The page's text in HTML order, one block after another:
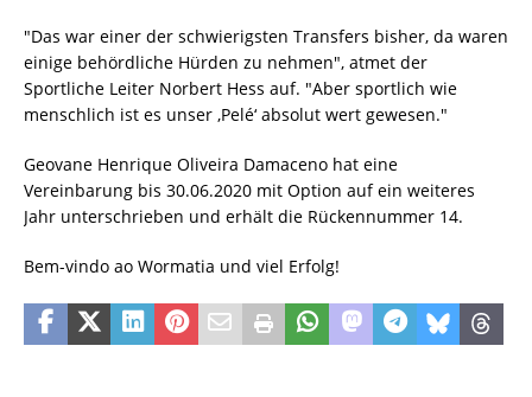
"Das war einer der schwierigsten Transfers bisher, da waren
einige behördliche Hürden zu nehmen", atmet der
Sportliche Leiter Norbert Hess auf. "Aber sportlich wie
menschlich ist es unser ‚Pelé‘ absolut wert gewesen."
Geovane Henrique Oliveira Damaceno hat eine
Vereinbarung bis 30.06.2020 mit Option auf ein weiteres
Jahr unterschrieben und erhält die Rückennummer 14.
Bem-vindo ao Wormatia und viel Erfolg!